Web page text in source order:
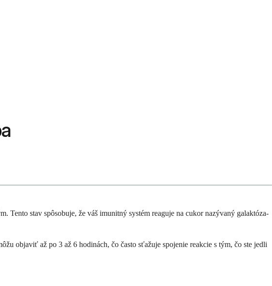
stav spôsobuje, že váš imunitný systém reaguje na cukor nazývaný galaktóza-
objaviť až po 3 až 6 hodinách, čo často sťažuje spojenie reakcie s tým, čo ste jedli